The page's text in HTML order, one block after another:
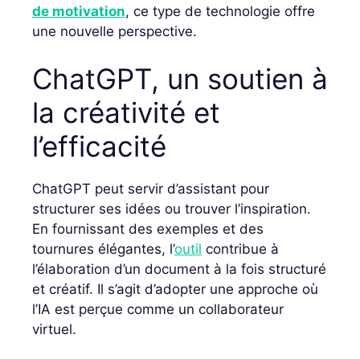
de motivation, ce type de technologie offre
une nouvelle perspective.
ChatGPT, un soutien à
la créativité et
l’efficacité
ChatGPT peut servir d’assistant pour
structurer ses idées ou trouver l’inspiration.
En fournissant des exemples et des
tournures élégantes, l’outil contribue à
l’élaboration d’un document à la fois structuré
et créatif. Il s’agit d’adopter une approche où
l’IA est perçue comme un collaborateur
virtuel.